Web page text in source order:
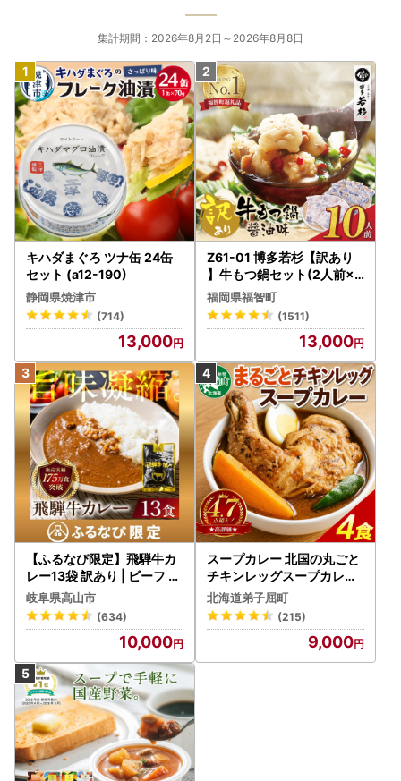
集計期間：2026年8月2日～2026年8月8日
キハダまぐろ ツナ缶 24缶
セット (a12-190)
静岡県焼津市
(714)
13,000
Z61-01 博多若杉【訳あり
】牛もつ鍋セット(2人前×5
) 10人前 もつ鍋
福岡県福智町
(1511)
13,000
【ふるなび限定】飛騨牛カ
レー13袋 訳あり | ビーフ レ
トルト 訳あり DC006-CP
01 FN-Limited-VO
岐阜県高山市
(634)
10,000
スープカレー 北国の丸ごと
チキンレッグスープカレー
4個 3739
北海道弟子屈町
(215)
9,000